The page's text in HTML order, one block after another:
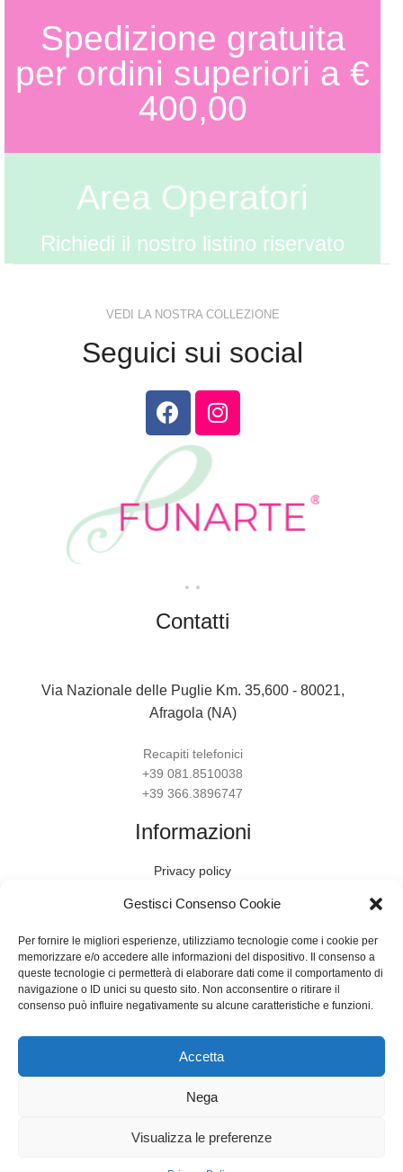
Gestisci Consenso Cookie
Per fornire le migliori esperienze, utilizziamo tecnologie come i cookie per
memorizzare e/o accedere alle informazioni del dispositivo. Il consenso a
queste tecnologie ci permetterà di elaborare dati come il comportamento di
navigazione o ID unici su questo sito. Non acconsentire o ritirare il
consenso può influire negativamente su alcune caratteristiche e funzioni.
Accetta
Nega
Visualizza le preferenze
Spedizione gratuita
per ordini superiori a €
400,00
Area Operatori
Richiedi il nostro listino riservato
VEDI LA NOSTRA COLLEZIONE
Seguici sui social
Contatti
Via Nazionale delle Puglie Km. 35,600 - 80021,
Afragola (NA)
Recapiti telefonici
+39 081.8510038
+39 366.3896747
Informazioni
Privacy policy
Termini e condizioni
Condizioni di recesso
Assistenza